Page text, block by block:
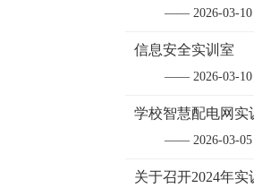
—— 2026-03-10
信息安全实训室
—— 2026-03-10
—— 2026-03-05